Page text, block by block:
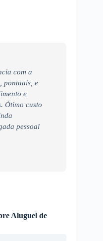
com a
pontuais, e
e
Ótimo custo
pessoal
Aluguel de